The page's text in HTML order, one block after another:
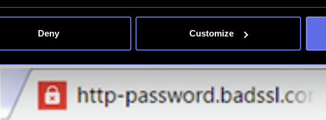
Deny Customize
Hemsidor som inte har SSL-certifikat, men ändå hanterar känslig
inloggnings-möjligheter märks tydligt ut genom "inte säker" i